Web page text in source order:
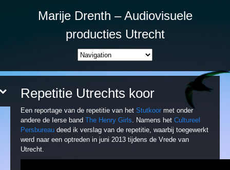
Marije Drenth – Audiovisuele
producties Utrecht
Repetitie Utrechts koor
Een reportage van de repetitie van het Stutkoor met onder
andere de Ierse band The Henry Girls . Namens het Cultureel
Persbureau deed ik verslag van de repetitie, waarbij toegewerkt
werd naar een optreden in juni 2013 tijdens de Vrede van
Utrecht.